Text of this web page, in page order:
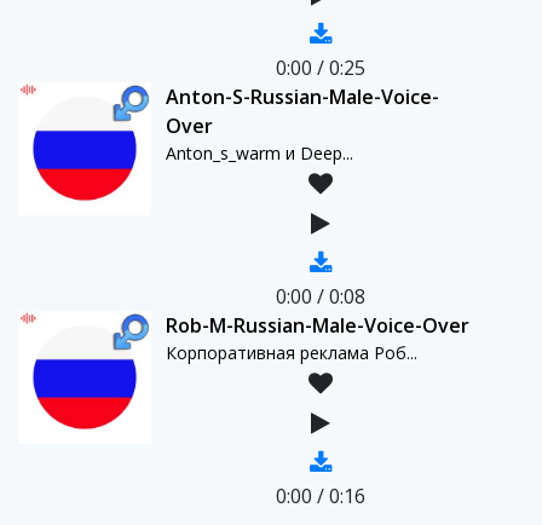
0:00 /0:25
Anton-S-Russian-Male-Voice-
Over
Anton_s_warm и Deep...
0:00 /0:08
Rob-M-Russian-Male-Voice-Over
Корпоративная реклама Роб...
0:00 /0:16